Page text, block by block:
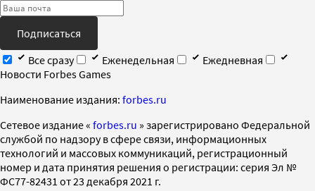
Подписаться
Все сразу
Еженедельная
Ежедневная
Новости Forbes Games
Наименование издания: forbes.ru
Cетевое издание « forbes.ru » зарегистрировано Федеральной
службой по надзору в сфере связи, информационных
технологий и массовых коммуникаций, регистрационный
номер и дата принятия решения о регистрации: серия Эл №
ФС77-82431 от 23 декабря 2021 г.